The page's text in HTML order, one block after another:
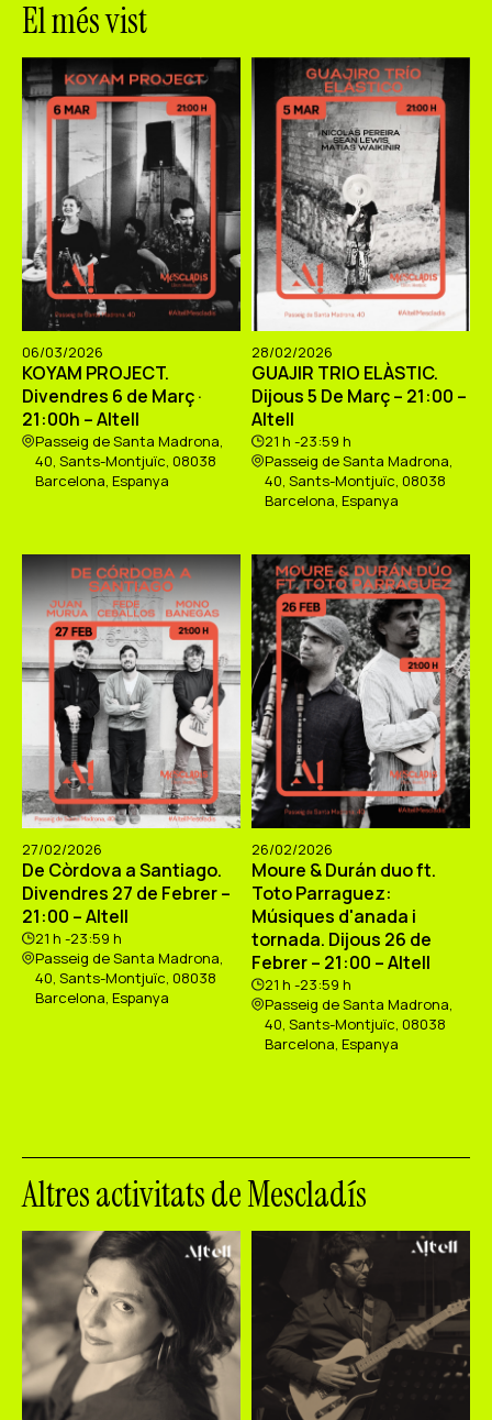
El més vist
06/03/2026
KOYAM PROJECT.
Divendres 6 de Març ·
21:00h – Altell
Passeig de Santa Madrona,
40, Sants-Montjuïc, 08038
Barcelona, Espanya
28/02/2026
GUAJIR TRIO ELÀSTIC.
Dijous 5 De Març – 21:00 –
Altell
21 h -23:59 h
Passeig de Santa Madrona,
40, Sants-Montjuïc, 08038
Barcelona, Espanya
27/02/2026
De Còrdova a Santiago.
Divendres 27 de Febrer –
21:00 – Altell
21 h -23:59 h
Passeig de Santa Madrona,
40, Sants-Montjuïc, 08038
Barcelona, Espanya
26/02/2026
Moure & Durán duo ft.
Toto Parraguez:
Músiques d'anada i
tornada. Dijous 26 de
Febrer – 21:00 – Altell
21 h -23:59 h
Passeig de Santa Madrona,
40, Sants-Montjuïc, 08038
Barcelona, Espanya
Altres activitats de Mescladís